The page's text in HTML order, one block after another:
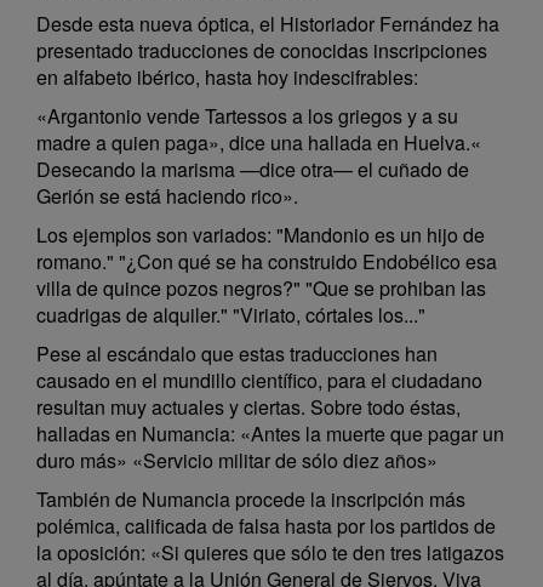
Desde esta nueva óptica, el Historiador Fernández ha
presentado traducciones de conocidas inscripciones
en alfabeto ibérico, hasta hoy indescifrables:
«Argantonio vende Tartessos a los griegos y a su
madre a quien paga», dice una hallada en Huelva.«
Desecando la marisma —dice otra— el cuñado de
Gerión se está haciendo rico».
Los ejemplos son variados: "Mandonio es un hijo de
romano." "¿Con qué se ha construido Endobélico esa
villa de quince pozos negros?" "Que se prohiban las
cuadrigas de alquiler." "Viriato, córtales los..."
Pese al escándalo que estas traducciones han
causado en el mundillo científico, para el ciudadano
resultan muy actuales y ciertas. Sobre todo éstas,
halladas en Numancia: «Antes la muerte que pagar un
duro más» «Servicio militar de sólo diez años»
También de Numancia procede la inscripción más
polémica, calificada de falsa hasta por los partidos de
la oposición: «Si quieres que sólo te den tres latigazos
al día, apúntate a la Unión General de Siervos. Viva